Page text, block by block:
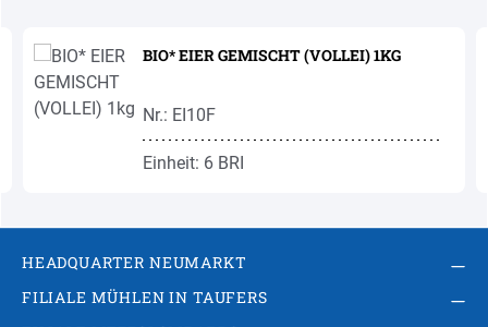
BIO* EIER GEMISCHT (VOLLEI) 1KG
Nr.: EI10F
Einheit: 6 BRI
HEADQUARTER NEUMARKT
FILIALE MÜHLEN IN TAUFERS